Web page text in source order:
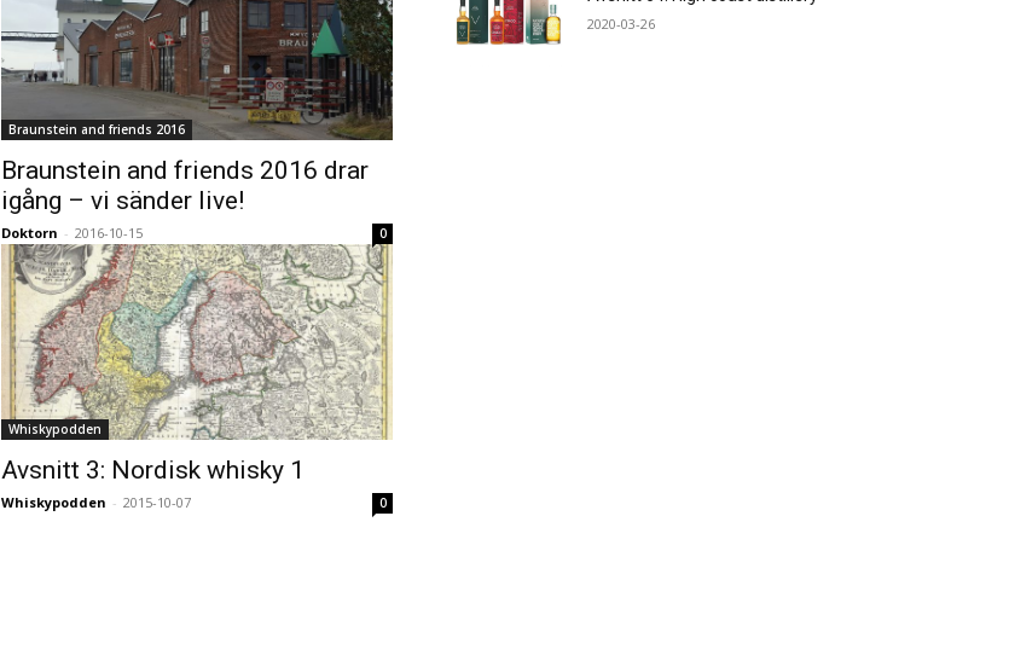
Braunstein and friends 2016
Braunstein and friends 2016 drar
igång – vi sänder live!
Doktorn - 2016-10-15 0
Whiskypodden
Avsnitt 3: Nordisk whisky 1
Whiskypodden - 2015-10-07 0
2020-03-26